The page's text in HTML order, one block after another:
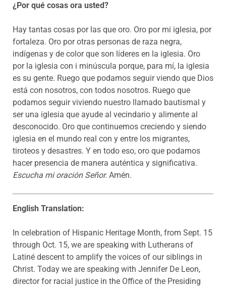
¿Por qué cosas ora usted?
Hay tantas cosas por las que oro. Oro por mi iglesia, por
fortaleza. Oro por otras personas de raza negra,
indígenas y de color que son líderes en la iglesia. Oro
por la iglesia con i minúscula porque, para mí, la iglesia
es su gente. Ruego que podamos seguir viendo que Dios
está con nosotros, con todos nosotros. Ruego que
podamos seguir viviendo nuestro llamado bautismal y
ser una iglesia que ayude al vecindario y alimente al
desconocido. Oro que continuemos creciendo y siendo
iglesia en el mundo real con y entre los migrantes,
tiroteos y desastres. Y en todo eso, oro que podamos
hacer presencia de manera auténtica y significativa.
Escucha mi oración Señor. Amén.
English Translation:
In celebration of Hispanic Heritage Month, from Sept. 15
through Oct. 15, we are speaking with Lutherans of
Latiné descent to amplify the voices of our siblings in
Christ. Today we are speaking with Jennifer De Leon,
director for racial justice in the Office of the Presiding